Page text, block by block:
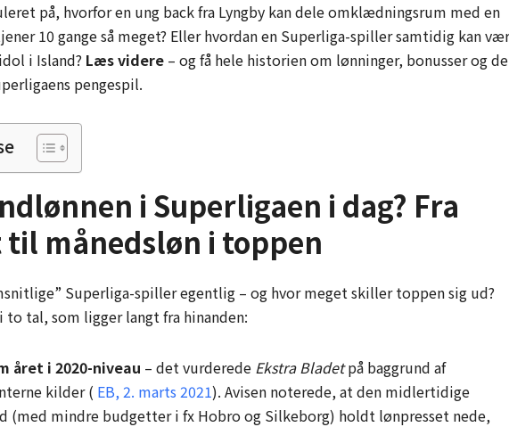
på, hvorfor en ung back fra Lyngby kan dele omklædningsrum med en
10 gange så meget? Eller hvordan en Superliga-spiller samtidig kan
i Island? Læs videre – og få hele historien om lønninger, bonusser og de
pengespil.
i Superligaen i dag? Fra
månedsløn i toppen
Superliga-spiller egentlig – og hvor meget skiller toppen sig ud?
to tal, som ligger langt fra hinanden:
året i 2020-niveau – det vurderede Ekstra Bladetpå baggrund af
kilder ( EB, 2. marts 2021). Avisen noterede, at den midlertidige
(med mindre budgetter i fx Hobro og Silkeborg) holdt lønpresset nede,